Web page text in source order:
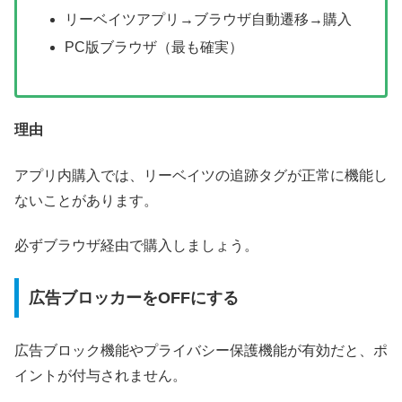
リーベイツアプリ→ブラウザ自動遷移→購入
PC版ブラウザ（最も確実）
理由
アプリ内購入では、リーベイツの追跡タグが正常に機能し
ないことがあります。
必ずブラウザ経由で購入しましょう。
広告ブロッカーをOFFにする
広告ブロック機能やプライバシー保護機能が有効だと、ポ
イントが付与されません。